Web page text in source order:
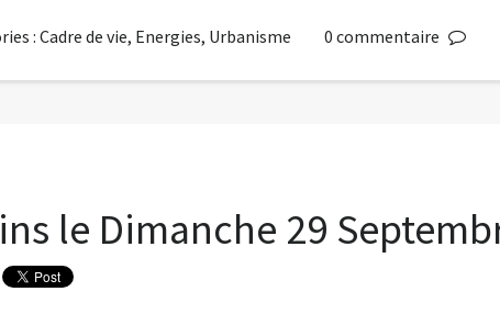
:Cadre de vie, Energies, Urbanisme 0 commentaire
le Dimanche 29